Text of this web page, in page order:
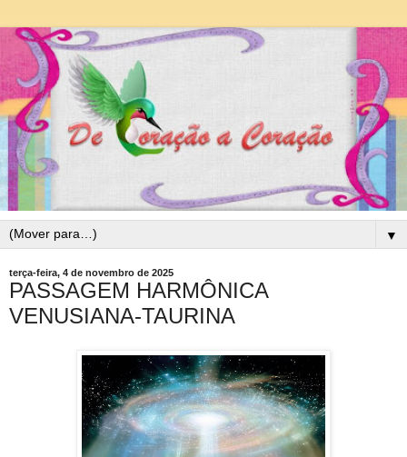
▼
terça-feira, 4 de novembro de 2025
PASSAGEM HARMÔNICA
VENUSIANA-TAURINA